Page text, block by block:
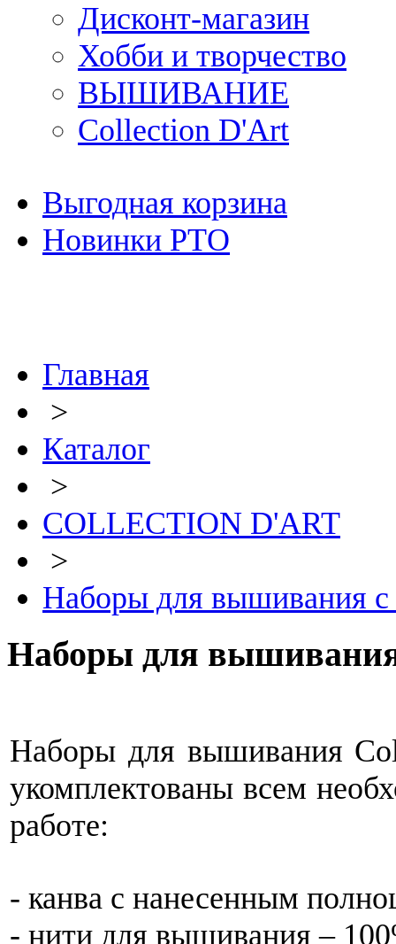
Дисконт-магазин
Хобби и творчество
ВЫШИВАНИЕ
Collection D'Art
Выгодная корзина
Новинки РТО
Главная
>
Каталог
>
COLLECTION D'ART
>
Наборы для вышивания
Наборы для
Наборы для вышивания
укомплектованы всем
работе:
- канва с нанесенным
- нити для вышивания –